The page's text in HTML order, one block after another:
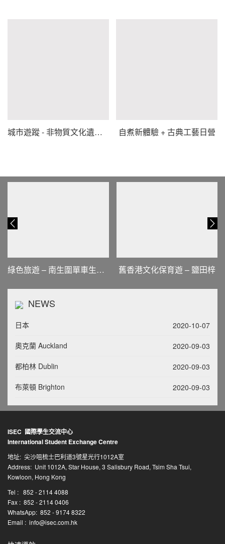
城市遊蹤 - 非物質文化遺產探索 自煮新體驗 + 古典工藝日營
綠色旅遊 – 南生圍單車生態遊 舊香港文化保育遊 – 鹽田梓
NEWS
2020-10-07
日本
2020-09-03
奧克蘭 Auckland
2020-09-03
都柏林 Dublin
2020-09-03
布萊頓 Brighton
ISEC 國際學生交流中心
International Student Exchange Centre
地址: 尖沙咀梳士巴利道3號星光行1012A室
Address: Unit 1012A, Star House, 3 Salisbury Road, Tsim Sha Tsui,
Kowloon, Hong Kong
Tel : 852 - 2114 4088
Fax : 852 - 2114 0406
WhatsApp: 852 - 9174 8322
Email : info@isec.com.hk